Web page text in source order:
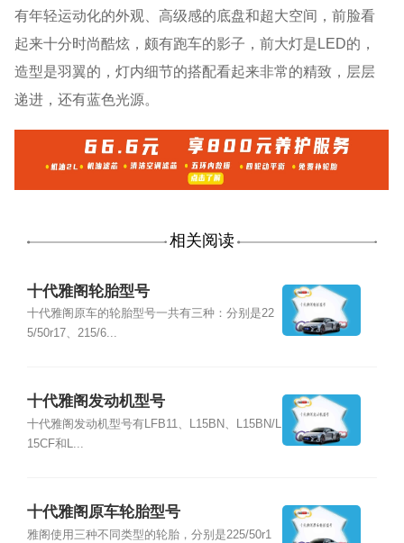
有年轻运动化的外观、高级感的底盘和超大空间，前脸看
起来十分时尚酷炫，颇有跑车的影子，前大灯是LED的，
造型是羽翼的，灯内细节的搭配看起来非常的精致，层层
递进，还有蓝色光源。
相关阅读
十代雅阁轮胎型号
十代雅阁原车的轮胎型号一共有三种：分别是22
5/50r17、215/6...
十代雅阁发动机型号
十代雅阁发动机型号有LFB11、L15BN、L15BN/L
15CF和L...
十代雅阁原车轮胎型号
雅阁使用三种不同类型的轮胎，分别是225/50r1